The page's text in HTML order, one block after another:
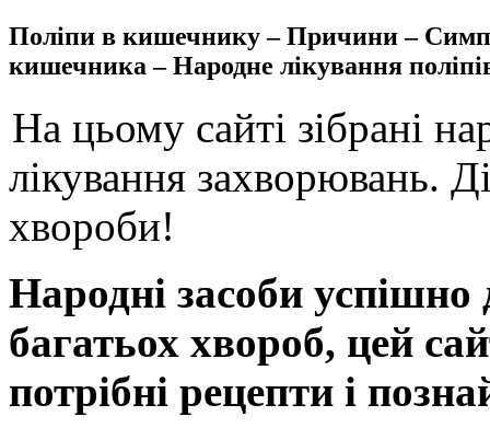
Поліпи в кишечнику – Причини –
кишечника – Народне лікування
На цьому сайті зібрані
лікування захворювань.
хвороби!
Народні засоби
багатьох хвороб, цей
потрібні рецепти і